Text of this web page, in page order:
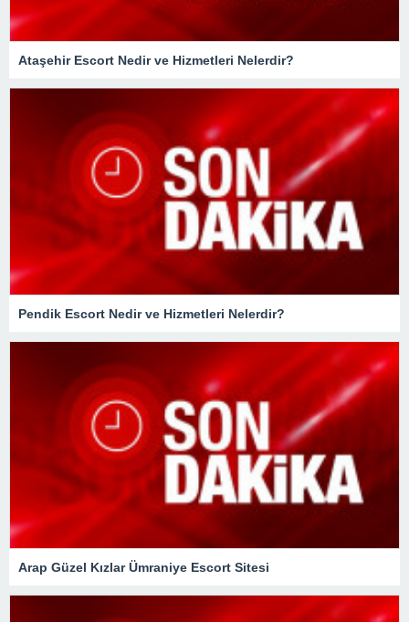
Ataşehir Escort Nedir ve Hizmetleri Nelerdir?
Pendik Escort Nedir ve Hizmetleri Nelerdir?
Arap Güzel Kızlar Ümraniye Escort Sitesi